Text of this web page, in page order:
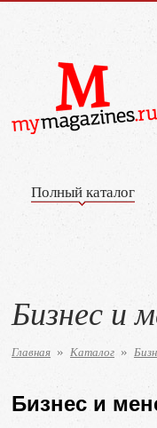
Полный каталог
Бизнес и
Главная » Каталог »
Бизнес и